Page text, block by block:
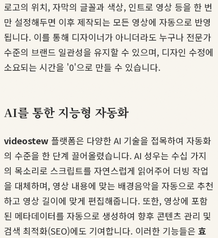
로고의 위치, 자막의 글꼴과 색상, 인트로 영상 등을 한 번
만 설정해두면 이후 제작되는 모든 영상에 자동으로 반영
됩니다. 이를 통해 디자이너가 아니더라도 누구나 전문가
수준의 브랜드 일관성을 유지할 수 있으며, 디자인 수정에
소요되는 시간을 '0'으로 만들 수 있습니다.
AI를 통한 지능형 자동화
videostew 플랫폼은 다양한 AI 기술을 접목하여 자동화
의 수준을 한 단계 끌어올렸습니다. AI 성우는 수십 가지
의 목소리로 스크립트를 자연스럽게 읽어주어 더빙 작업
을 대체하며, 영상 내용에 맞는 배경음악을 자동으로 추천
하고 영상 길이에 맞게 편집해줍니다. 또한, 영상에 포함
된 메타데이터를 자동으로 생성하여 향후 콘텐츠 관리 및
검색 최적화(SEO)에도 기여합니다. 이러한 기능들은 효